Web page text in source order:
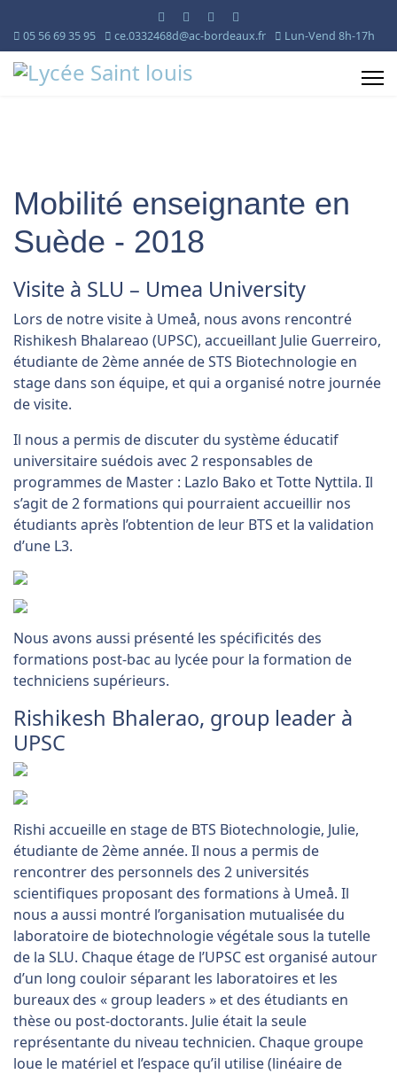
05 56 69 35 95 ce.0332468d@ac-bordeaux.fr Lun-Vend 8h-17h
Mobilité enseignante en
Suède - 2018
Visite à SLU – Umea University
Lors de notre visite à Umeå, nous avons rencontré
Rishikesh Bhalareao (UPSC), accueillant Julie Guerreiro,
étudiante de 2ème année de STS Biotechnologie en
stage dans son équipe, et qui a organisé notre journée
de visite.
Il nous a permis de discuter du système éducatif
universitaire suédois avec 2 responsables de
programmes de Master : Lazlo Bako et Totte Nyttila. Il
s’agit de 2 formations qui pourraient accueillir nos
étudiants après l’obtention de leur BTS et la validation
d’une L3.
Nous avons aussi présenté les spécificités des
formations post-bac au lycée pour la formation de
techniciens supérieurs.
Rishikesh Bhalerao, group leader à
UPSC
Rishi accueille en stage de BTS Biotechnologie, Julie,
étudiante de 2ème année. Il nous a permis de
rencontrer des personnels des 2 universités
scientifiques proposant des formations à Umeå. Il
nous a aussi montré l’organisation mutualisée du
laboratoire de biotechnologie végétale sous la tutelle
de la SLU. Chaque étage de l’UPSC est organisé autour
d’un long couloir séparant les laboratoires et les
bureaux des « group leaders » et des étudiants en
thèse ou post-doctorants. Julie était la seule
représentante du niveau technicien. Chaque groupe
loue le matériel et l’espace qu’il utilise (linéaire de